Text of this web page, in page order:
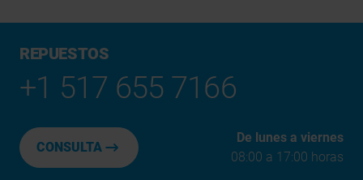
REPUESTOS
+1 517 655 7166
CONSULTA
De lunes a viernes
08:00 a 17:00 horas